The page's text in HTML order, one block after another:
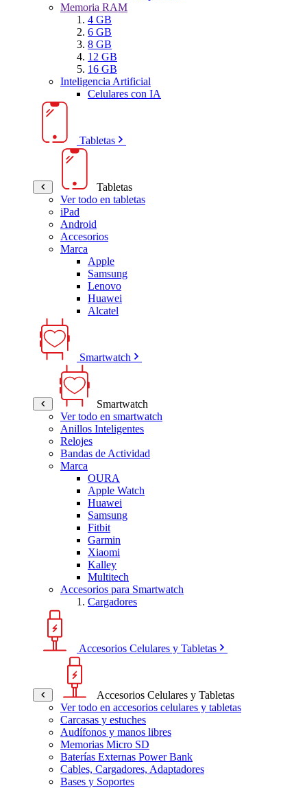
Memoria RAM
4 GB
6 GB
8 GB
12 GB
16 GB
Inteligencia Artificial
Celulares con IA
Tabletas
Tabletas
Ver todo en tabletas
iPad
Android
Accesorios
Marca
Apple
Samsung
Lenovo
Huawei
Alcatel
Smartwatch
Smartwatch
Ver todo en smartwatch
Anillos Inteligentes
Relojes
Bandas de Actividad
Marca
OURA
Apple Watch
Huawei
Samsung
Fitbit
Garmin
Xiaomi
Kalley
Multitech
Accesorios para Smartwatch
Cargadores
Accesorios Celulares y Tabletas
Accesorios Celulares y Tabletas
Ver todo en accesorios celulares y tabletas
Carcasas y estuches
Audífonos y manos libres
Memorias Micro SD
Baterías Externas Power Bank
Cables, Cargadores, Adaptadores
Bases y Soportes